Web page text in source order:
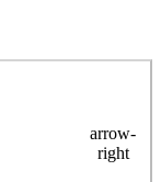
arrow-
right